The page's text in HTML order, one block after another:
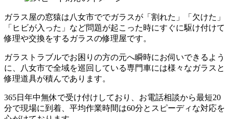
ガラス屋の窓猿は八女市ででガラスが「割れた」「欠けた」
「ヒビが入った」など問題が起こった時にすぐに駆け付けて
修理や交換をするガラスの修理屋です。
ガラストラブルでお困りの方の元へ瞬時にお伺いできるよう
に、八女市で全域を巡回している専門車には様々なガラスと
修理道具が積んであります。
365日年中無休で受け付けしており、お電話相談から最短20
分で現場に到着、平均作業時間は60分とスピーディな対応を